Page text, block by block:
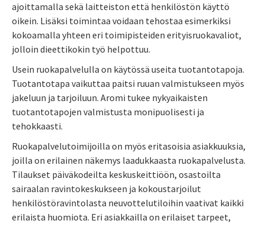
ajoittamalla sekä laitteiston että henkilöstön käyttö
oikein. Lisäksi toimintaa voidaan tehostaa esimerkiksi
kokoamalla yhteen eri toimipisteiden erityisruokavaliot,
jolloin dieettikokin työ helpottuu.
Usein ruokapalvelulla on käytössä useita tuotantotapoja.
Tuotantotapa vaikuttaa paitsi ruuan valmistukseen myös
jakeluun ja tarjoiluun. Aromi tukee nykyaikaisten
tuotantotapojen valmistusta monipuolisesti ja
tehokkaasti.
Ruokapalvelutoimijoilla on myös eritasoisia asiakkuuksia,
joilla on erilainen näkemys laadukkaasta ruokapalvelusta.
Tilaukset päiväkodeilta keskuskeittiöön, osastoilta
sairaalan ravintokeskukseen ja kokoustarjoilut
henkilöstöravintolasta neuvottelutiloihin vaativat kaikki
erilaista huomiota. Eri asiakkailla on erilaiset tarpeet,